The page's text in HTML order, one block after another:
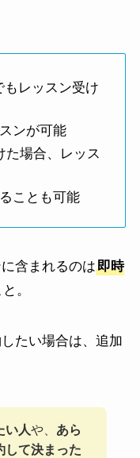
もレッスン受け
ンが可能
た場合、レッス
ことも可能
含まれるのは即時
。
たい場合は、追加
い人や、 あら
して決まった